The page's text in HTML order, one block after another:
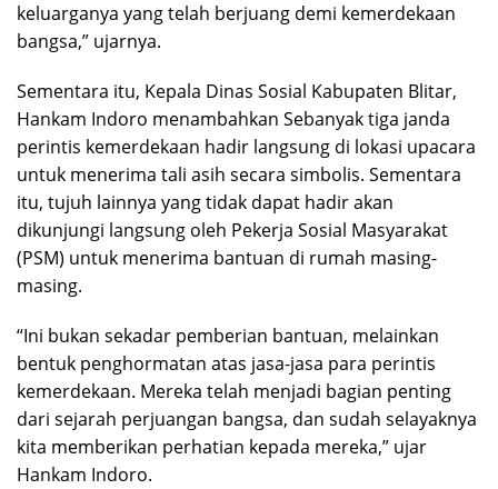
keluarganya yang telah berjuang demi kemerdekaan
bangsa,” ujarnya.
Sementara itu, Kepala Dinas Sosial Kabupaten Blitar,
Hankam Indoro menambahkan Sebanyak tiga janda
perintis kemerdekaan hadir langsung di lokasi upacara
untuk menerima tali asih secara simbolis. Sementara
itu, tujuh lainnya yang tidak dapat hadir akan
dikunjungi langsung oleh Pekerja Sosial Masyarakat
(PSM) untuk menerima bantuan di rumah masing-
masing.
“Ini bukan sekadar pemberian bantuan, melainkan
bentuk penghormatan atas jasa-jasa para perintis
kemerdekaan. Mereka telah menjadi bagian penting
dari sejarah perjuangan bangsa, dan sudah selayaknya
kita memberikan perhatian kepada mereka,” ujar
Hankam Indoro.